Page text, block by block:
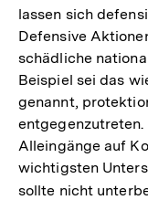
lassen sich
Defensive
schädliche
Beispiel sei das
genannt,
entgegenzutreten.
Alleingänge auf
wichtigsten
sollte nicht